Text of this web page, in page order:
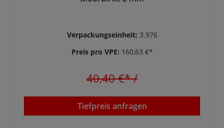
Verpackungseinheit: 3.976
Preis pro VPE: 160,63 €*
40,40 €*/
Tiefpreis anfragen